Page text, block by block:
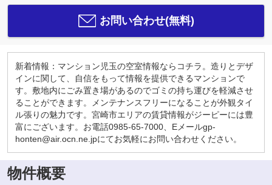
お問い合わせ(無料)
新着情報：マンション児玉の空室情報ならコチラ。造りとデザ
インに関して、自信をもって情報を提供できるマンションで
す。敷地内にごみ置き場があるのでゴミの持ち運びを軽減させ
ることができます。メンテナンスフリーになることが外観タイ
ル張りの魅力です。宮崎市エリアの賃貸情報がジーピーには豊
富にございます。お電話0985-65-7000、Eメールgp-
honten@air.ocn.ne.jpにてお気軽にお問い合わせください。
物件概要